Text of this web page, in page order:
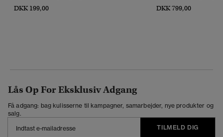
DKK 199,00 DKK 799,00
Lås Op For Eksklusiv Adgang
Få adgang: bag kulisserne til kampagner, samarbejder, nye produkter og
salg.
TILMELD DIG